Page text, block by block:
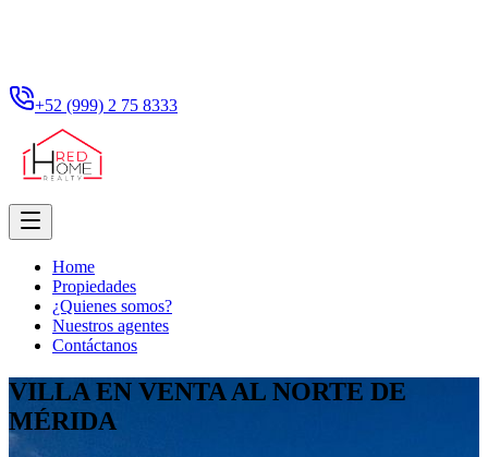
+52 (999) 2 75 8333
Home
Propiedades
¿Quienes somos?
Nuestros agentes
Contáctanos
VILLA EN VENTA AL NORTE DE
MÉRIDA